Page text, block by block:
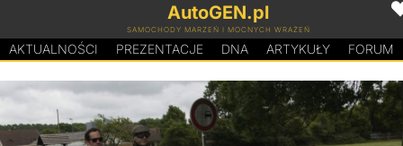
AutoGEN.pl
SAMOCHODY MARZEŃ I MOCNYCH WRAŻEŃ
AKTUALNOŚCI PREZENTACJE DNA ARTYKUŁY FORUM